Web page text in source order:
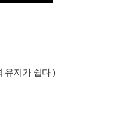
유지가 쉽다 )